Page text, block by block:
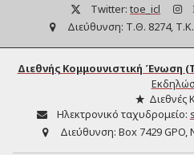
Twitter: toe_icl
Διεύθυνση: Τ.Θ. 8274,
Διεθνής Κομμουνιστική Ένωση
Διεθνές
Ηλεκτρονικό ταχυδρομείο:
Διεύθυνση: Box 7429 GPO,